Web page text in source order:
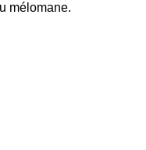
mélomane.